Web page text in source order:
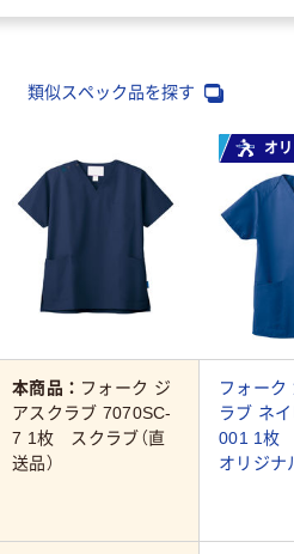
類似スペック品を探す
オ
本商品： フォーク ジ
アスクラブ 7070SC-
7 1枚 スクラブ（直
送品）
フォーク
ラブ ネ
001 1枚
オリジナ